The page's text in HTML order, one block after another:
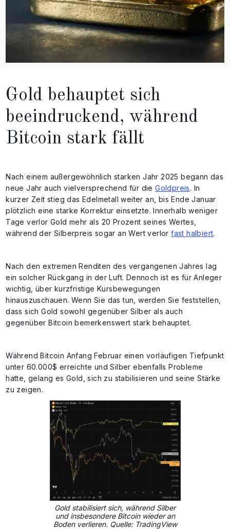
Gold behauptet sich
beeindruckend, während
Bitcoin stark fällt
Nach einem außergewöhnlich starken Jahr 2025 begann das
neue Jahr auch vielversprechend für dieGoldpreis. In
kurzer Zeit stieg das Edelmetall weiter an, bis Ende Januar
plötzlich eine starke Korrektur einsetzte. Innerhalb weniger
Tage verlor Gold mehr als 20 Prozent seines Wertes,
während der Silberpreis sogar an Wert verlorfast halbiert.
Nach den extremen Renditen des vergangenen Jahres lag
ein solcher Rückgang in der Luft. Dennoch ist es für Anleger
wichtig, über kurzfristige Kursbewegungen
hinauszuschauen. Wenn Sie das tun, werden Sie feststellen,
dass sich Gold sowohl gegenüber Silber als auch
gegenüber Bitcoin bemerkenswert stark behauptet.
Während Bitcoin Anfang Februar einen vorläufigen Tiefpunkt
unter 60.000$ erreichte und Silber ebenfalls Probleme
hatte, gelang es Gold, sich zu stabilisieren und seine Stärke
zu zeigen.
Gold stabilisiert sich, während Silber
und insbesondere Bitcoin wieder an
Boden verlieren. Quelle: TradingView